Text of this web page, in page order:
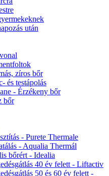
után
zíros bőr
és testápolás
- Érzékeny bőr
bőr
- Purete Thermale
- Aqualia Thermál
bőrért - Idealia
40 év felett - Liftactiv
50 és 60 év felett -